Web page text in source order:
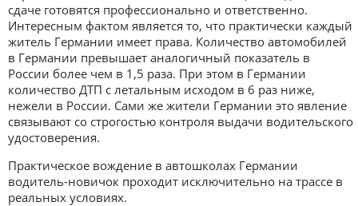
сдаче готовятся профессионально и ответственно.
Интересным фактом является то, что практически каждый
житель Германии имеет права. Количество автомобилей
в Германии превышает аналогичный показатель в
России более чем в 1,5 раза. При этом в Германии
количество ДТП с летальным исходом в 6 раз ниже,
нежели в России. Сами же жители Германии это явление
связывают со строгостью контроля выдачи водительского
удостоверения.
Практическое вождение в автошколах Германии
водитель-новичок проходит исключительно на трассе в
реальных условиях.